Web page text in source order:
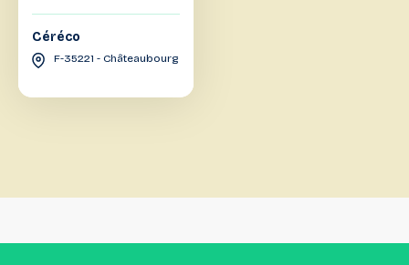
Céréco
F-35221 - Châteaubourg